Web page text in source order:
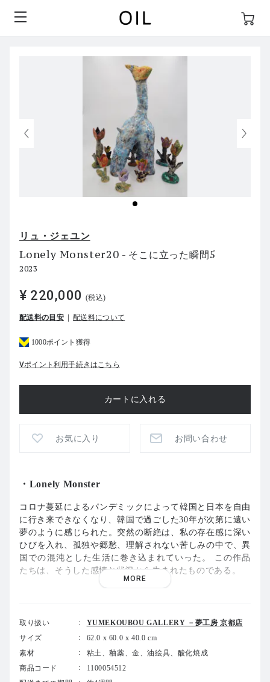
リュ・ジェユン
Lonely Monster20 - そこに立った瞬間5
2023
¥ 220,000 (税込)
配送料の目安 配送料について
1000ポイント獲得
Vポイント利用手続きはこちら
お気に入り お問い合わせ
・ Lonely Monster
コロナ蔓延によるパンデミックによって韓国と日本を自由
に行き来できなくなり、韓国で過ごした30年が次第に遠い
夢のように感じられた。突然の断絶は、私の存在感に深い
ひびを入れ、孤独や郷愁、理解されない苦しみの中で、異
国での混沌とした生活に巻き込まれていった。 この作品
たちは、そうした感情と状況から生まれたものである。
解放されることを試みた。その中で、自分の深層から現れ
へ進むための力となった。
「どんな自己であれ、それは単一の存在ではなく、無数の
状態と段階、絶え間ない変化と多様性に満ちた世界であ
MORE
取り扱い
YUMEKOUBOU GALLERY －夢工房 京都店
サイズ
62.0 x 60.0 x 40.0 cm
素材
粘土、釉薬、金、油絵具、酸化焼成
商品コード
1100054512